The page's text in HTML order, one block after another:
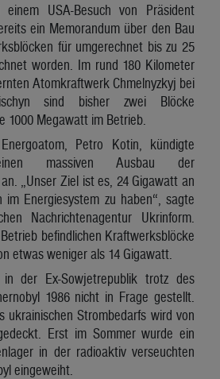
USA-Besuch von Präsident
ein Memorandum über den Bau
für umgerechnet bis zu 25
worden. Im rund 180 Kilometer
Atomkraftwerk Chmelnyzkyj bei
sind bisher zwei Blöcke
1000 Megawatt im Betrieb.
Petro Kotin, kündigte
massiven Ausbau der
„Unser Ziel ist es, 24 Gigawatt an
im Energiesystem zu haben“, sagte
Nachrichtenagentur Ukrinform.
befindlichen Kraftwerksblöcke
etwas weniger als 14 Gigawatt.
der Ex-Sowjetrepublik trotz des
1986 nicht in Frage gestellt.
ukrainischen Strombedarfs wird von
Erst im Sommer wurde ein
in der radioaktiv verseuchten
eingeweiht.